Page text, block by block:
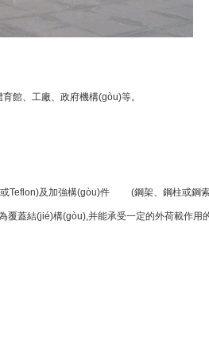
。
、工廠、政府機構(gòu)等。
Teflon)及加強構(gòu)件 (鋼架、鋼柱或鋼
蓋結(jié)構(gòu),并能承受一定的外荷載作用